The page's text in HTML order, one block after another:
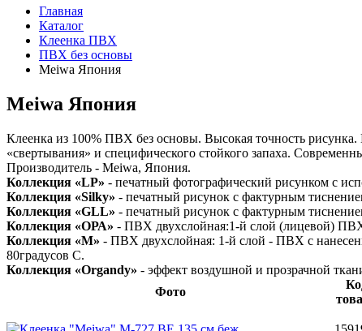
Главная
Каталог
Клеенка ПВХ
ПВХ без основы
Meiwa Япония
Meiwa Япония
Клеенка из 100% ПВХ без основы. Высокая точность
«свертывания» и специфического стойкого запаха.
Производитель - Meiwa, Япония.
Коллекция «LP» - печатный фотографический рисунком с
Коллекция «Silky» - печатный рисунок с фактурным
Коллекция «GLL» - печатный рисунок с фактурным
Коллекция «ОРА» - ПВХ двухслойная:1-й слой (лицевой)
Коллекция «M» - ПВХ двухслойная: 1-й слой - ПВХ с
80градусов С.
Коллекция «Organdy» - эффект воздушной и прозрачной
Фото